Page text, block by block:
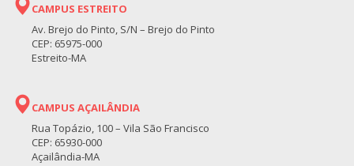
CAMPUS ESTREITO
Av. Brejo do Pinto, S/N – Brejo do Pinto
CEP: 65975-000
Estreito-MA
CAMPUS AÇAILÂNDIA
Rua Topázio, 100 – Vila São Francisco
CEP: 65930-000
Açailândia-MA